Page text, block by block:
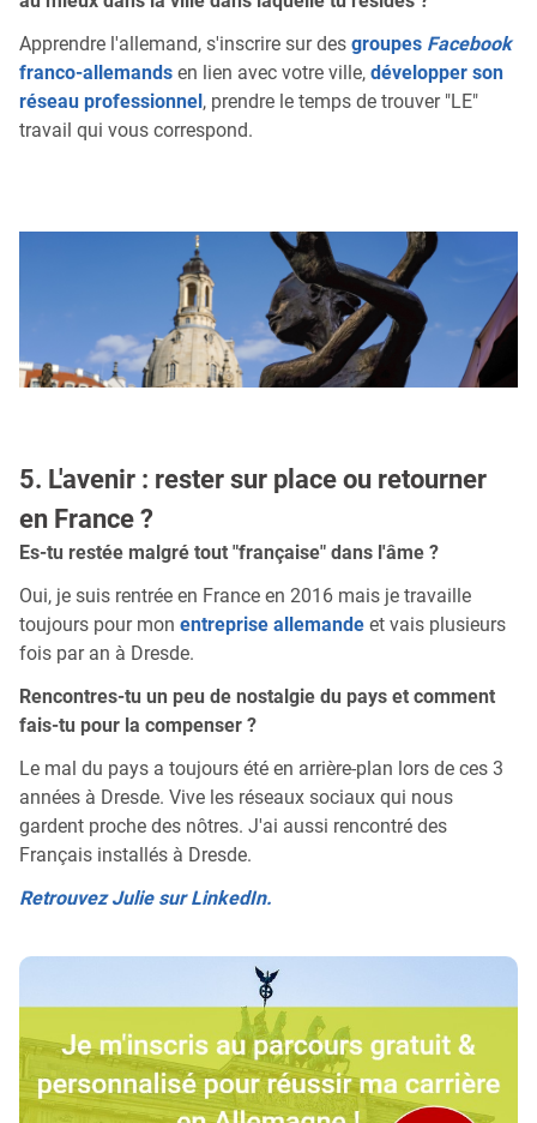
Apprendre l'allemand, s'inscrire sur des groupes Facebook
franco-allemands en lien avec votre ville, développer son
réseau professionnel, prendre le temps de trouver "LE"
travail qui vous correspond.
5. L'avenir : rester sur place ou retourner
en France ?
Es-tu restée malgré tout "française" dans l'âme ?
Oui, je suis rentrée en France en 2016 mais je travaille
toujours pour mon entreprise allemande et vais plusieurs
fois par an à Dresde.
Rencontres-tu un peu de nostalgie du pays et comment
fais-tu pour la compenser ?
Le mal du pays a toujours été en arrière-plan lors de ces 3
années à Dresde. Vive les réseaux sociaux qui nous
gardent proche des nôtres. J'ai aussi rencontré des
Français installés à Dresde.
Retrouvez Julie sur LinkedIn.